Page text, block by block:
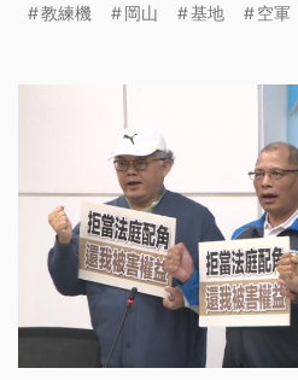
教練機 岡山 基地 空軍